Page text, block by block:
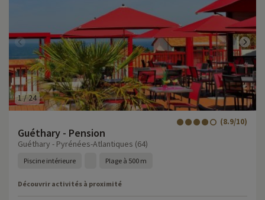
1/24
Guéthary - Pension
(8.9/10)
Guéthary - Pyrénées-Atlantiques (64)
Piscine intérieure Plage à 500 m
Découvrir activités à proximité